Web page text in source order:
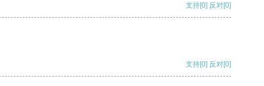
支持[0] 反对[0]
支持[0] 反对[0]